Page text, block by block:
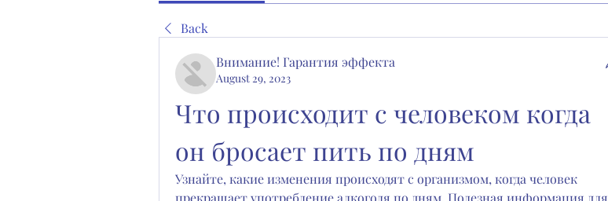
Back
Внимание! Гарантия эффекта
August 29, 2023
Что происходит с человеком когда
он бросает пить по дням
Узнайте, какие изменения происходят с организмом, когда человек
прекращает употребление алкоголя по дням. Полезная информация для